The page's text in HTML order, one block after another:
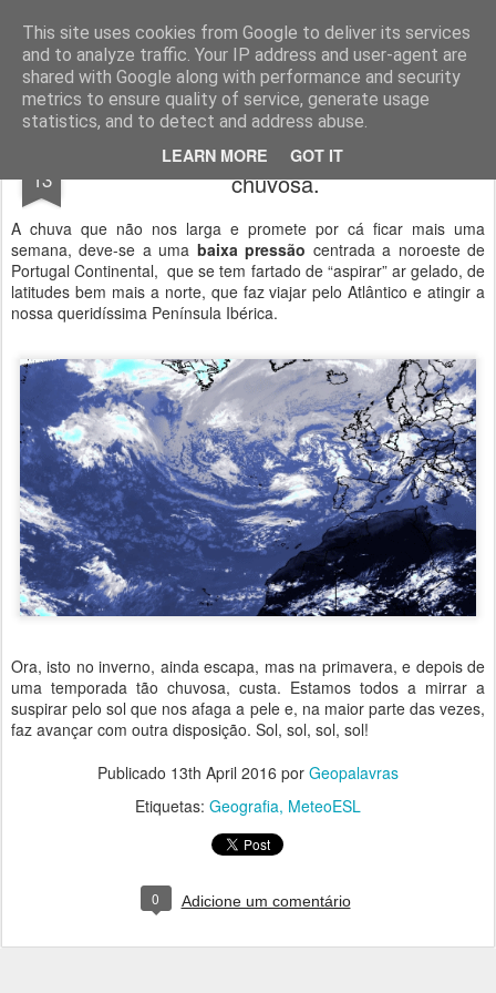
This site uses cookies from Google to deliver its services
and to analyze traffic. Your IP address and user-agent are
shared with Google along with performance and security
metrics to ensure quality of service, generate usage
statistics, and to detect and address abuse.
LEARN MORE GOT IT
Geopalavras
canal800 clique ZapCanal
13
O culpado destes dias de primavera
chuvosa.
A chuva que não nos larga e promete por cá ficar mais uma
semana, deve-se a uma baixa pressão centrada a noroeste de
Portugal Continental, que se tem fartado de “aspirar” ar gelado, de
latitudes bem mais a norte, que faz viajar pelo Atlântico e atingir a
nossa queridíssima Península Ibérica.
Ora, isto no inverno, ainda escapa, mas na primavera, e depois de
uma temporada tão chuvosa, custa. Estamos todos a mirrar a
suspirar pelo sol que nos afaga a pele e, na maior parte das vezes,
faz avançar com outra disposição. Sol, sol, sol, sol!
Publicado 13th April 2016 por Geopalavras
Etiquetas: Geografia MeteoESL
0 Adicione um comentário